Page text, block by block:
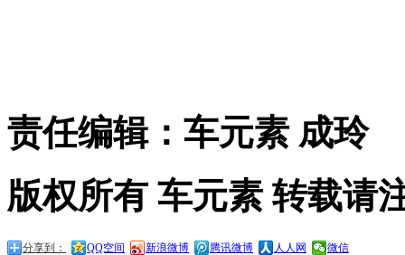
责任编辑：车元素 成玲
版权所有 车元素 转载请
分享到： QQ空间 新浪微博 腾讯微博 人人网 微信